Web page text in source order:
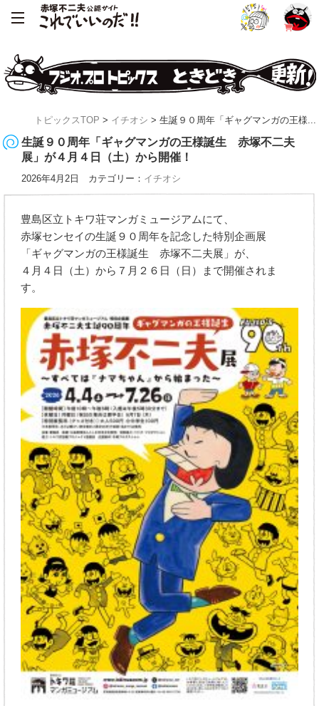
トピックスTOP > イチオシ > 生誕９０周年「ギャグマンガの王様...
生誕９０周年「ギャグマンガの王様誕生 赤塚不二夫
展」が４月４日（土）から開催！
2026年4月2日 カテゴリー： イチオシ
豊島区立トキワ荘マンガミュージアムにて、
赤塚センセイの生誕９０周年を記念した特別企画展
「ギャグマンガの王様誕生 赤塚不二夫展」が、
４月４日（土）から７月２６日（日）まで開催されま
す。